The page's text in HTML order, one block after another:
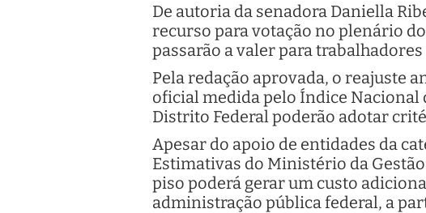
De autoria da senadora Daniella
recurso para votação no plenário
passarão a valer para
Pela redação aprovada, o reajuste
oficial medida pelo Índice Nacional
Distrito Federal poderão adotar
Apesar do apoio de entidades da
Estimativas do Ministério da
piso poderá gerar um custo
administração pública federal, a